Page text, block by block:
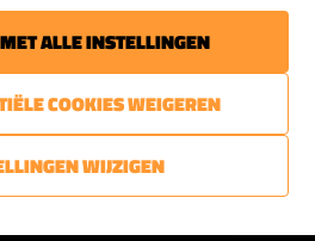
uw volgende bestelling.
van het laatste nieuws
voorwaarden|
hoe effectief de Adwords-
trading bij Google
zijn. De aldus verkregen
inbegrip van het adres van
overgebracht naar en
het privacybeleid van
U treft ook het
ALLE INSTELLINGEN
COOKIES WEIGEREN
WIJZIGEN